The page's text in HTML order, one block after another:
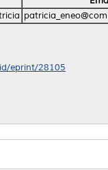
eprint/28105